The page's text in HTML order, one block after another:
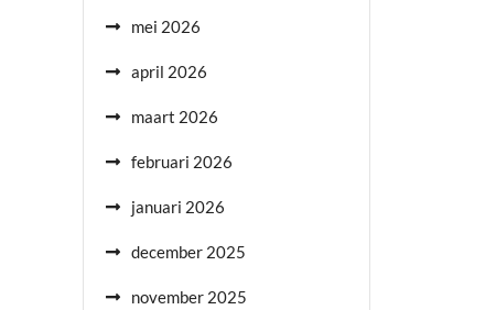
mei 2026
april 2026
maart 2026
februari 2026
januari 2026
december 2025
november 2025